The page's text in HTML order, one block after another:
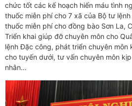
chức tốt các kế hoạch hiến máu tình
thuốc miễn phí cho 7 xã của Bộ tư
thuốc miễn phí cho đồng bào Sơn La,
Triển khai giúp đỡ chuyên môn cho
lệnh Đặc công, phát triển chuyên môn
cho tuyến dưới, tư vấn chuyên môn
nhân…